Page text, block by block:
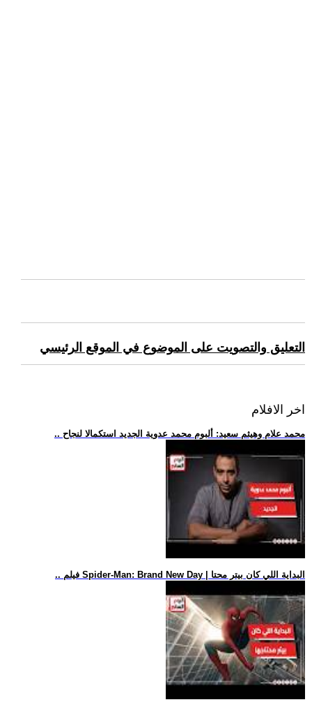
التعليق والتصويت على الموضوع في الموقع الرئيسي
اخر الافلام
.. محمد علام وهيثم سعيد: ألبوم محمد عدوية الجديد استكمالا لنجاح
.. فيلم Spider-Man: Brand New Day | البداية اللي كان بيتر محتا